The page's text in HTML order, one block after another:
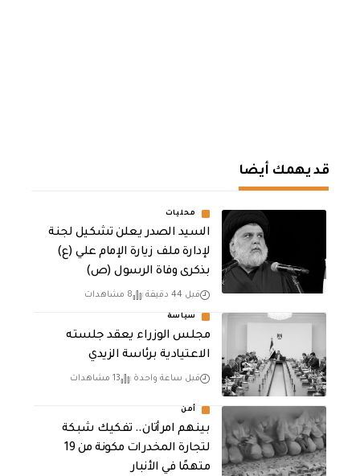
قد يهمك أيضا
محليات
السيد الصدر يعلن تشكيل لجنة
لإدارة ملف زيارة الإمام علي (ع)
بذكرى وفاة الرسول (ص)
قبل 44 دقيقة 8 مشاهدات
سياسة
مجلس الوزراء يعقد جلسته
الاعتيادية برئاسة الزيدي
قبل ساعة واحدة 13 مشاهدات
أمن
بينهم امرأتان.. تفكيك شبكة
لتجارة المخدرات مكونة من 19
متهمًا في الأنبار